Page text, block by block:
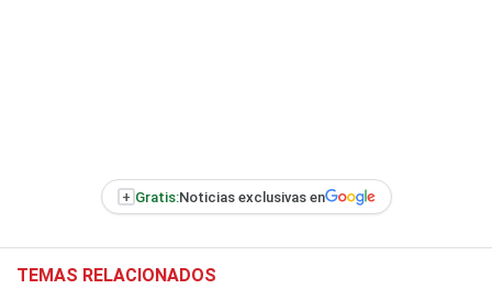
+ Gratis:Noticias exclusivas en
TEMAS RELACIONADOS